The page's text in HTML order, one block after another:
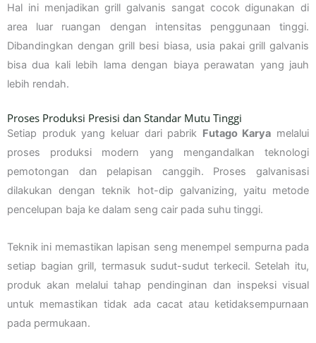
Hal ini menjadikan grill galvanis sangat cocok digunakan di
area luar ruangan dengan intensitas penggunaan tinggi.
Dibandingkan dengan grill besi biasa, usia pakai grill galvanis
bisa dua kali lebih lama dengan biaya perawatan yang jauh
lebih rendah.
Proses Produksi Presisi dan Standar Mutu Tinggi
Setiap produk yang keluar dari pabrik Futago Karya melalui
proses produksi modern yang mengandalkan teknologi
pemotongan dan pelapisan canggih. Proses galvanisasi
dilakukan dengan teknik hot-dip galvanizing, yaitu metode
pencelupan baja ke dalam seng cair pada suhu tinggi.
Teknik ini memastikan lapisan seng menempel sempurna pada
setiap bagian grill, termasuk sudut-sudut terkecil. Setelah itu,
produk akan melalui tahap pendinginan dan inspeksi visual
untuk memastikan tidak ada cacat atau ketidaksempurnaan
pada permukaan.